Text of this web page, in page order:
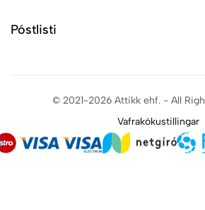
Póstlisti
© 2021-2026 Attikk ehf. - All
Vafrakökustillingar